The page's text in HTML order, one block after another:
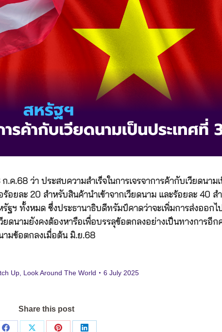
.68 ว่า ประสบความสำเร็จในการเจรจาการค้ากับเวียดนา
ยละ 20 สำหรับสินค้านำเข้าจากเวียดนาม และร้อยละ 40
ฐฯ ทั้งหมด ซึ่งประธานาธิบดีทรัมป์คาดว่าจะเพิ่มการส่งออกไ
นามยังคงต้องหารือเพื่อบรรลุข้อตกลงอย่างเป็นทางการอีกค
ามข้อตกลงเมื่อต้น มิ.ย.68
Up Look Around The World 6 July 2025
Share this post